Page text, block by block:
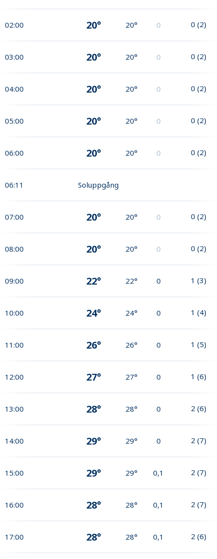
02:00 20° 20° 0 0 (2)
03:00 20° 20° 0 0 (2)
04:00 20° 20° 0 0 (2)
05:00 20° 20° 0 0 (2)
06:00 20° 20° 0 0 (2)
06:11 Soluppgång
07:00 20° 20° 0 0 (2)
08:00 20° 20° 0 0 (2)
09:00 22° 22° 0 1 (3)
10:00 24° 24° 0 1 (4)
11:00 26° 26° 0 1 (5)
12:00 27° 27° 0 1 (6)
13:00 28° 28° 0 2 (6)
14:00 29° 29° 0 2 (7)
15:00 29° 29° 0,1 2 (7)
16:00 28° 28° 0,1 2 (7)
17:00 28° 28° 0,1 2 (6)